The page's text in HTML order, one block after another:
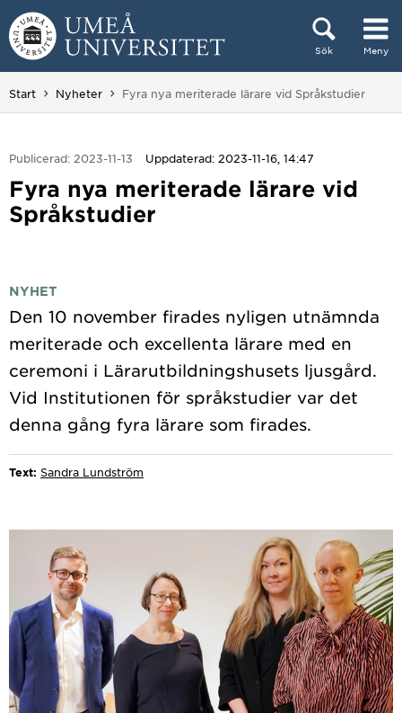
Hoppa direkt till innehållet
Sök Meny
Huvudmenyn dold.
Start Nyheter Du är här:
Fyra nya meriterade lärare vid Språkstudier
Publicerad: 2023-11-13 Uppdaterad: 2023-11-16, 14:47
Fyra nya meriterade lärare vid
Språkstudier
NYHET
Den 10 november firades nyligen utnämnda
meriterade och excellenta lärare med en
ceremoni i Lärarutbildningshusets ljusgård.
Vid Institutionen för språkstudier var det
Text: Sandra Lundström